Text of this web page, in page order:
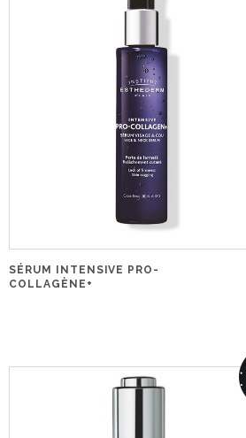
SÉRUM INTENSIVE PRO-
COLLAGÈNE+